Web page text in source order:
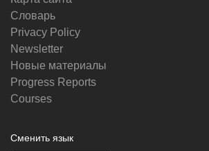
Словарь
Privacy Policy
Newsletter
Новые материалы
Progress Reports
Courses
Сменить язык